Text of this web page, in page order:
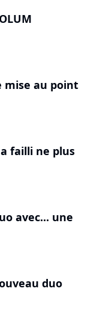
mise au point
failli ne plus
avec... une
duo